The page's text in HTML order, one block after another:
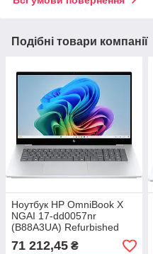
Подібні товари компанії
Ноутбук HP OmniBook X
NGAI 17-dd0057nr
(B88A3UA) Refurbished
71 212,45 ₴